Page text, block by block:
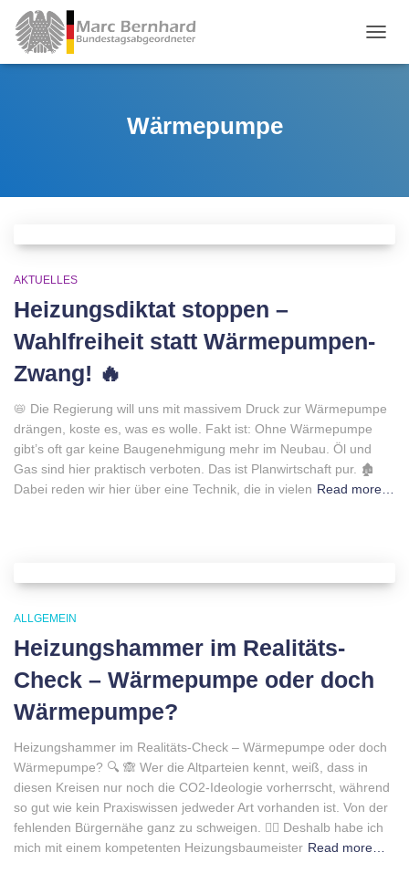
Wärmepumpe
AKTUELLES
Heizungsdiktat stoppen –
Wahlfreiheit statt Wärmepumpen-
Zwang! 🔥
📛 Die Regierung will uns mit massivem Druck zur Wärmepumpe
drängen, koste es, was es wolle. Fakt ist: Ohne Wärmepumpe
gibt’s oft gar keine Baugenehmigung mehr im Neubau. Öl und
Gas sind hier praktisch verboten. Das ist Planwirtschaft pur. 🏚
Dabei reden wir hier über eine Technik, die in vielen Read more…
ALLGEMEIN
Heizungshammer im Realitäts-
Check – Wärmepumpe oder doch
Wärmepumpe?
Heizungshammer im Realitäts-Check – Wärmepumpe oder doch
Wärmepumpe? 🔍 🙈 Wer die Altparteien kennt, weiß, dass in
diesen Kreisen nur noch die CO2-Ideologie vorherrscht, während
so gut wie kein Praxiswissen jedweder Art vorhanden ist. Von der
fehlenden Bürgernähe ganz zu schweigen. 👷‍♂️ Deshalb habe ich
mich mit einem kompetenten Heizungsbaumeister Read more…